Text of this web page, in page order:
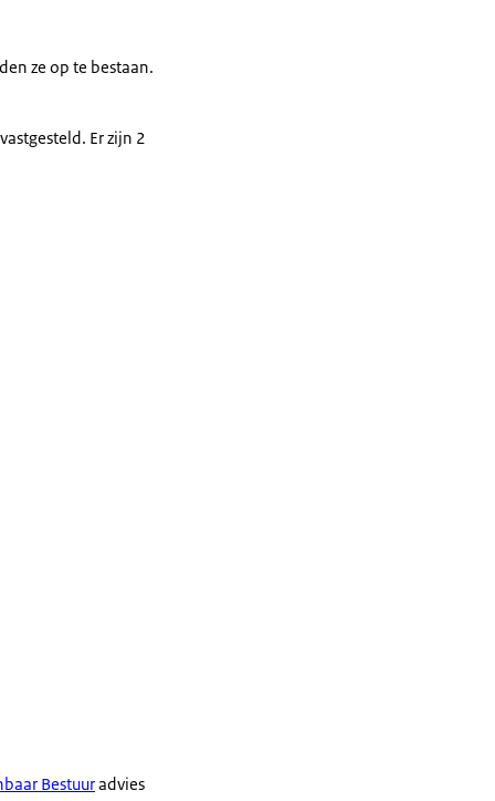
ze op te bestaan.
Er zijn 2
Bestuuradvies